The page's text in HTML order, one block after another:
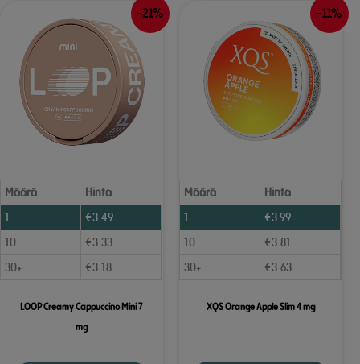
-21%
Määrä
Hinta
1
€3.49
10
€3.33
30+
€3.18
LOOP Creamy Cappuccino Mini 7
mg
-11%
Määrä
Hinta
1
€3.99
10
€3.81
30+
€3.63
XQS Orange Apple Slim 4 mg